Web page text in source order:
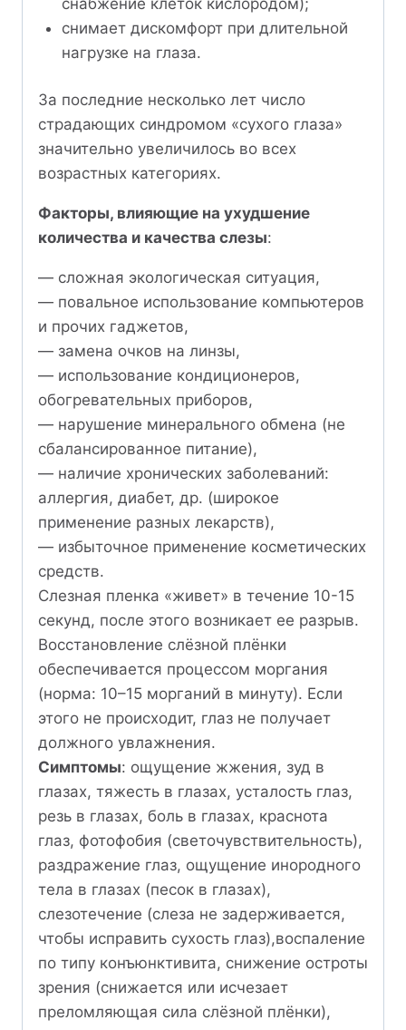
снимает дискомфорт при длительной
нагрузке на глаза.
За последние несколько лет число
страдающих синдромом «сухого глаза»
значительно увеличилось во всех
возрастных категориях.
Факторы, влияющие на ухудшение
количества и качества слезы:
— сложная экологическая ситуация,
— повальное использование компьютеров
и прочих гаджетов,
— замена очков на линзы,
— использование кондиционеров,
обогревательных приборов,
— нарушение минерального обмена (не
сбалансированное питание),
— наличие хронических заболеваний:
аллергия, диабет, др. (широкое
применение разных лекарств),
— избыточное применение косметических
средств.
Слезная пленка «живет» в течение 10-15
секунд, после этого возникает ее разрыв.
Восстановление слёзной плёнки
обеспечивается процессом моргания
(норма: 10–15 морганий в минуту). Если
этого не происходит, глаз не получает
должного увлажнения.
Симптомы: ощущение жжения, зуд в
глазах, тяжесть в глазах, усталость глаз,
резь в глазах, боль в глазах, краснота
глаз, фотофобия (светочувствительность),
раздражение глаз, ощущение инородного
тела в глазах (песок в глазах),
слезотечение (слеза не задерживается,
чтобы исправить сухость глаз),воспаление
по типу конъюнктивита, снижение остроты
зрения (снижается или исчезает
преломляющая сила слёзной плёнки),